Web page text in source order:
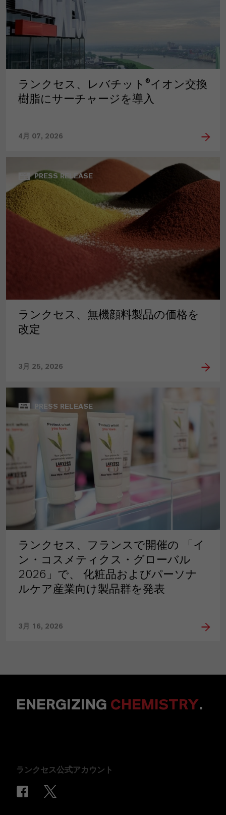
ランクセス、レバチット®イオン交換
樹脂にサーチャージを導入
4月 07, 2026
PRESS RELEASE
ランクセス、無機顔料製品の価格を
改定
3月 25, 2026
PRESS RELEASE
ランクセス、フランスで開催の 「イ
ン・コスメティクス・グローバル
2026」で、 化粧品およびパーソナ
ルケア産業向け製品群を発表
3月 16, 2026
ENERGIZING CHEMISTRY.
ランクセス公式アカウント